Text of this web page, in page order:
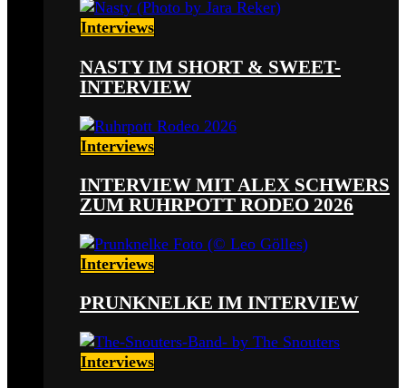
Interviews
NASTY IM SHORT & SWEET-
INTERVIEW
Interviews
INTERVIEW MIT ALEX SCHWERS
ZUM RUHRPOTT RODEO 2026
Interviews
PRUNKNELKE IM INTERVIEW
Interviews